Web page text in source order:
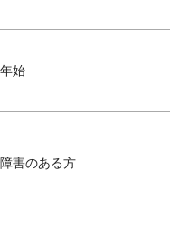
始
害のある方